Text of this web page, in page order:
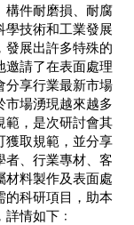
構件耐磨損、耐腐
學技術和工業發展
發展出許多特殊的
邀請了在表面處理
分享行業最新市場
市場湧現越來越多
範，是次研討會其
獲取規範，並分享
者、行業專材、客
材料製作及表面處
的科研項目，助本
情如下﹕